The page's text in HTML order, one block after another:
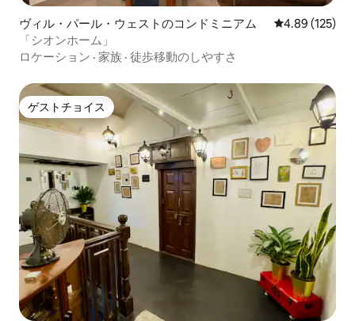
ヴィル・パール・ウェストのコンドミニアム レビュー125
4.89 (125)
「シオンホーム」
ロケーション · 家族 · 徒歩移動のしやすさ
ゲストチョイス
ゲストチョイス